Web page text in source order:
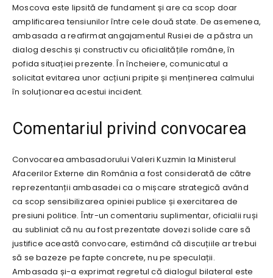
Moscova este lipsită de fundament și are ca scop doar
amplificarea tensiunilor între cele două state. De asemenea,
ambasada a reafirmat angajamentul Rusiei de a păstra un
dialog deschis și constructiv cu oficialitățile române, în
pofida situației prezente. În încheiere, comunicatul a
solicitat evitarea unor acțiuni pripite și menținerea calmului
în soluționarea acestui incident.
Comentariul privind convocarea
Convocarea ambasadorului Valeri Kuzmin la Ministerul
Afacerilor Externe din România a fost considerată de către
reprezentanții ambasadei ca o mișcare strategică având
ca scop sensibilizarea opiniei publice și exercitarea de
presiuni politice. Într-un comentariu suplimentar, oficialii ruși
au subliniat că nu au fost prezentate dovezi solide care să
justifice această convocare, estimând că discuțiile ar trebui
să se bazeze pe fapte concrete, nu pe speculații.
Ambasada și-a exprimat regretul că dialogul bilateral este